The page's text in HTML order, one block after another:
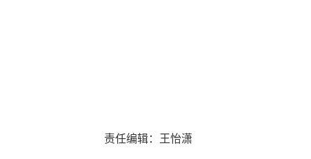
责任编辑：王怡潇